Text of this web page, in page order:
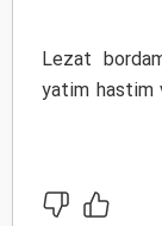
Lezat
yatim hastim